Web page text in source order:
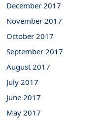
December 2017
November 2017
October 2017
September 2017
August 2017
July 2017
June 2017
May 2017